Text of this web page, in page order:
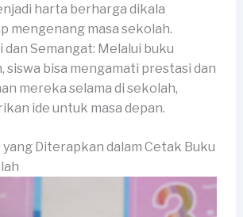
harta berharga dikala
mengenang masa sekolah.
dan Semangat: Melalui buku
siswa bisa mengamati prestasi dan
mereka selama di sekolah,
ide untuk masa depan.
Diterapkan dalam Cetak Buku